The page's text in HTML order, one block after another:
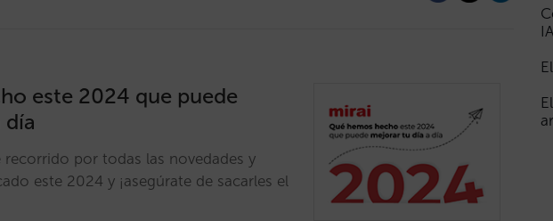
este 2024 que puede
por todas las novedades y
este 2024 y ¡asegúrate de sacarles el